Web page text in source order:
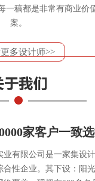
一稿都是非常有商业价
案。
多设计师>>
家客户一致
业有限公司是一家集设
合性企业。其下设：阳